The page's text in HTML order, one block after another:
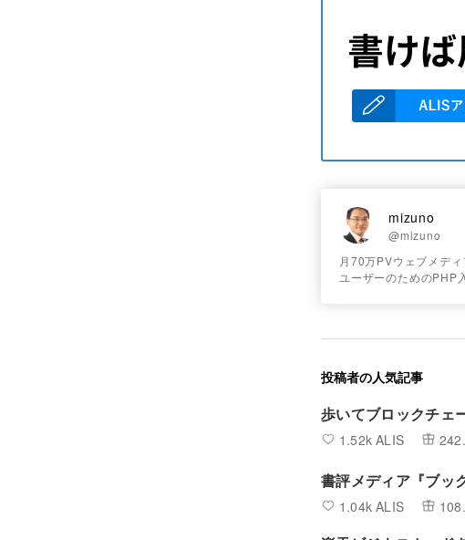
mizuno
@mizuno
月70万PVウェブメデ
ユーザーのためのPHP
投稿者の人気記事
歩いてブロックチェ
1.52k ALIS
書評メディア『ブッ
1.04k ALIS